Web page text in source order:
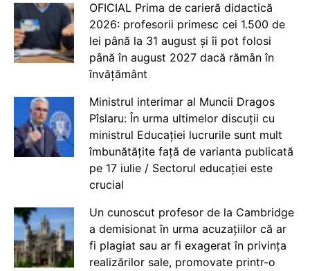
OFICIAL Prima de carieră didactică
2026: profesorii primesc cei 1.500 de
lei până la 31 august și îi pot folosi
până în august 2027 dacă rămân în
învățământ
Ministrul interimar al Muncii Dragos
Pîslaru: În urma ultimelor discuții cu
ministrul Educației lucrurile sunt mult
îmbunătățite față de varianta publicată
pe 17 iulie / Sectorul educației este
crucial
Un cunoscut profesor de la Cambridge
a demisionat în urma acuzațiilor că ar
fi plagiat sau ar fi exagerat în privința
realizărilor sale, promovate printr-o